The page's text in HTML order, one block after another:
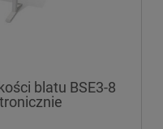
blatu BSE3-8